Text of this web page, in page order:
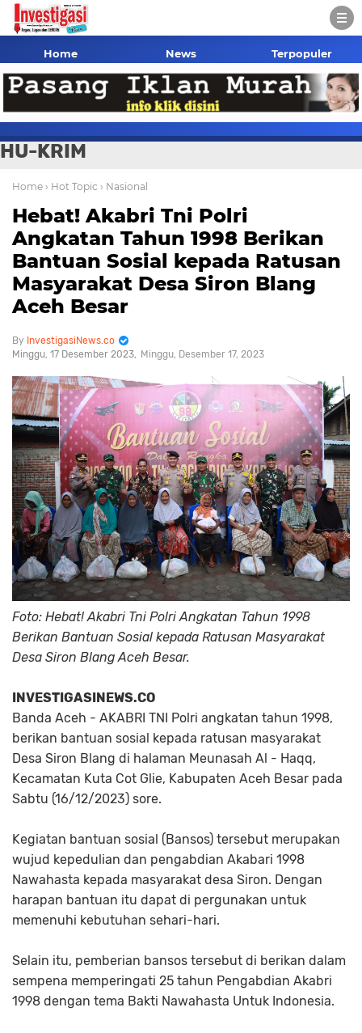
Home News Terpopuler
HU-KRIM
Home › Hot Topic › Nasional
Hebat! Akabri Tni Polri
Angkatan Tahun 1998 Berikan
Bantuan Sosial kepada Ratusan
Masyarakat Desa Siron Blang
Aceh Besar
InvestigasiNews.co
Minggu, 17 Desember 2023
Minggu, Desember 17, 2023
Foto: Hebat! Akabri Tni Polri Angkatan Tahun 1998
Berikan Bantuan Sosial kepada Ratusan Masyarakat
Desa Siron Blang Aceh Besar.
INVESTIGASINEWS.CO
Banda Aceh - AKABRI TNI Polri angkatan tahun 1998,
berikan bantuan sosial kepada ratusan masyarakat
Desa Siron Blang di halaman Meunasah Al - Haqq,
Kecamatan Kuta Cot Glie, Kabupaten Aceh Besar pada
Sabtu (16/12/2023) sore.
Kegiatan bantuan sosial (Bansos) tersebut merupakan
wujud kepedulian dan pengabdian Akabari 1998
Nawahasta kepada masyarakat desa Siron. Dengan
harapan bantuan itu dapat di pergunakan untuk
memenuhi kebutuhan sehari-hari.
Selain itu, pemberian bansos tersebut di berikan dalam
sempena memperingati 25 tahun Pengabdian Akabri
1998 dengan tema Bakti Nawahasta Untuk Indonesia.